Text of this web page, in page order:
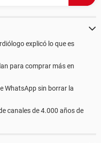
explicó lo que es
para comprar más en
WhatsApp sin borrar la
canales de 4.000 años de